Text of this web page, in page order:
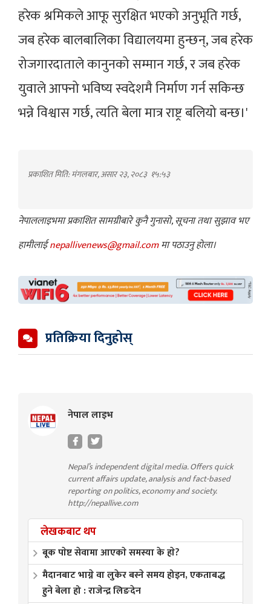
हरेक श्रमिकले आफू सुरक्षित भएको अनुभूति गर्छ,
जब हरेक बालबालिका विद्यालयमा हुन्छन्, जब हरेक
रोजगारदाताले कानुनको सम्मान गर्छ, र जब हरेक
युवाले आफ्नो भविष्य स्वदेशमै निर्माण गर्न सकिन्छ
भन्ने विश्वास गर्छ, त्यति बेला मात्र राष्ट्र बलियो बन्छ।'
प्रकाशित मिति: मंगलबार, असार २३, २०८३ १५:५३
नेपाललाइभमा प्रकाशित सामग्रीबारे कुनै गुनासो, सूचना तथा सुझाव भए
हामीलाईnepallivenews@gmail.comमा पठाउनु होला।
प्रतिक्रिया दिनुहोस्
नेपाल लाइभ
Nepal’s independent digital media. Offers quick
current affairs update, analysis and fact-based
reporting on politics, economy and society.
http://nepallive.com
लेखकबाट थप
बूक पाेष्ट सेवामा आएकाे समस्या के हाे?
मैदानबाट भाग्ने वा लुकेर बस्ने समय होइन, एकताबद्ध
हुने बेला हो : राजेन्द्र लिङदेन